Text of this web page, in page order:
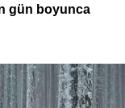
gün boyunca